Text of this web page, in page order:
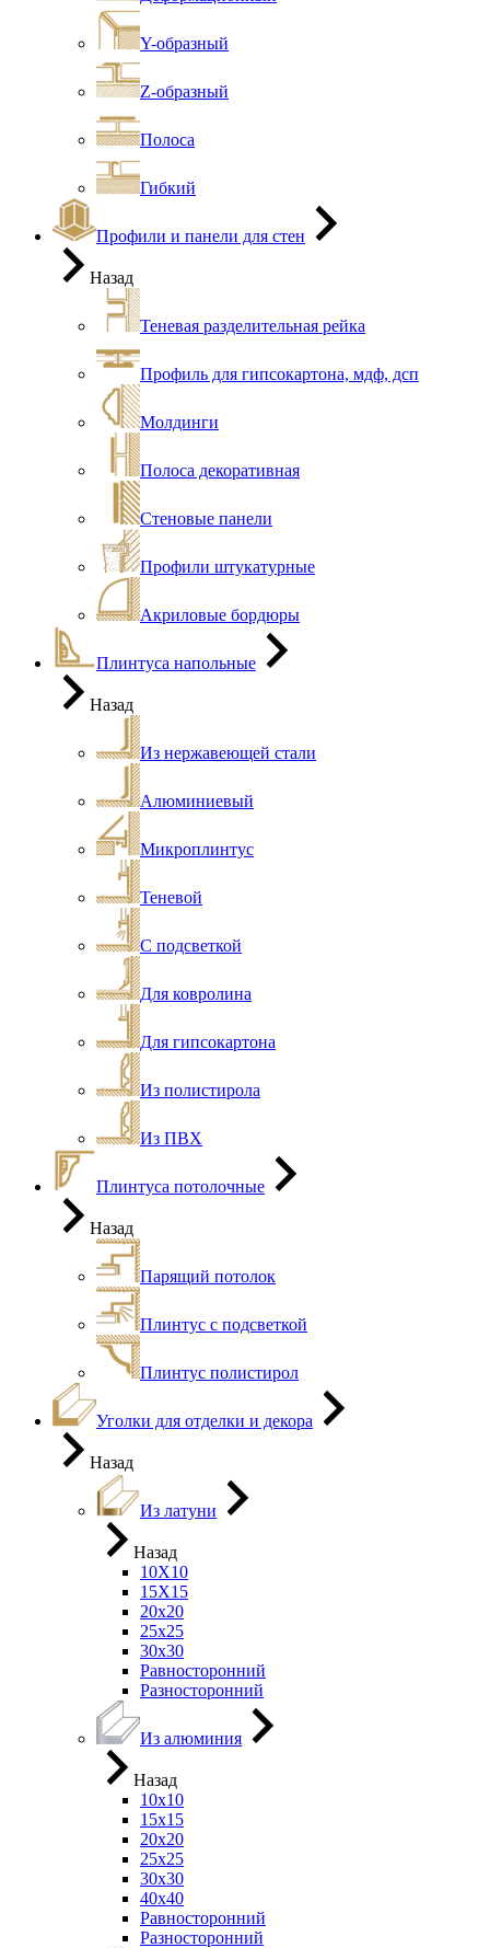
Y-образный
Z-образный
Полоса
Гибкий
Профили и панели для стен
Назад
Теневая разделительная рейка
Профиль для гипсокартона, мдф, дсп
Молдинги
Полоса декоративная
Стеновые панели
Профили штукатурные
Акриловые бордюры
Плинтуса напольные
Назад
Из нержавеющей стали
Алюминиевый
Микроплинтус
Теневой
С подсветкой
Для ковролина
Для гипсокартона
Из полистирола
Из ПВХ
Плинтуса потолочные
Назад
Парящий потолок
Плинтус с подсветкой
Плинтус полистирол
Уголки для отделки и декора
Назад
Из латуни
Назад
10Х10
15Х15
20х20
25х25
30х30
Равносторонний
Разносторонний
Из алюминия
Назад
10х10
15х15
20х20
25х25
30х30
40х40
Равносторонний
Разносторонний